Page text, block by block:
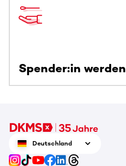
Spender:in werden
Deutschland